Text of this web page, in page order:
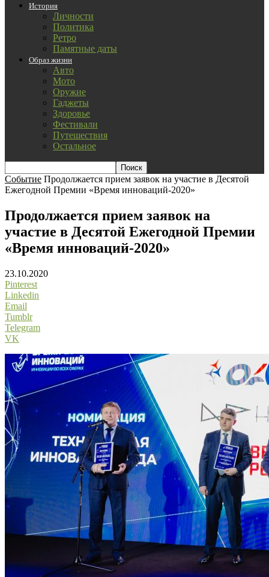
История
Личности
Политика
Ретро
Памятные даты
Образ жизни
Авто
Мото
Оружие
Гаджеты
Здоровье
Фестивали
Путешествия
Остальное
Событие Продолжается прием заявок на участие в Десятой
Ежегодной Премии «Время инноваций-2020»
Продолжается прием заявок на
участие в Десятой Ежегодной Премии
«Время инноваций-2020»
23.10.2020
Pinterest
Linkedin
Email
Tumblr
Telegram
VK